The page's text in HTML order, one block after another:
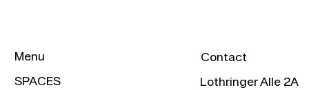
Contact
Lothringer Alle 2A
Menu
SPACES